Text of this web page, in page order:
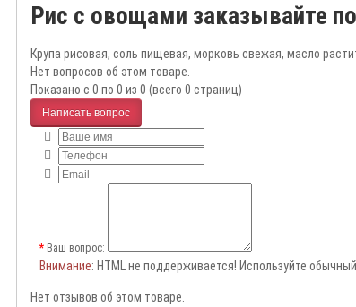
Рис с овощами заказывайте по
Крупа рисовая, соль пищевая, морковь свежая, масло
Нет вопросов об этом товаре.
Показано с 0 по 0 из 0 (всего 0 страниц)
Написать вопрос
Ваш вопрос:
Внимание: HTML не поддерживается! Используйте
Нет отзывов об этом товаре.